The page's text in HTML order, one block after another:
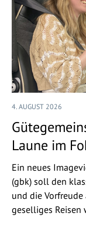
4. AUGUST 2026
Laune im
Ein neues
(gbk) soll den
und die
geselliges Reisen